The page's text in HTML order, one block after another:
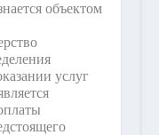
объектом
услуг